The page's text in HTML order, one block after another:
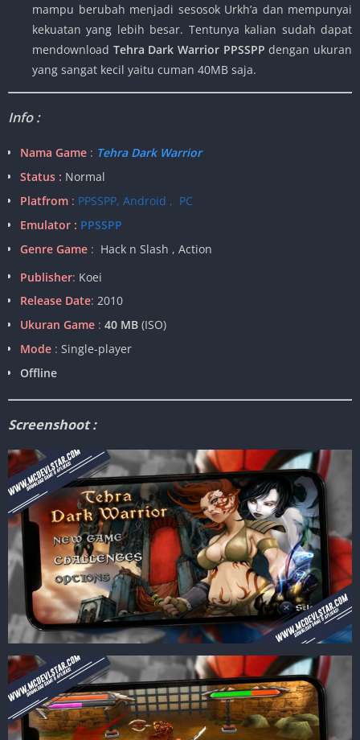
mampu berubah menjadi sesosok Urkh’a dan mempunyai
kekuatan yang lebih besar. Tentunya kalian sudah dapat
mendownload Tehra Dark Warrior PPSSPP dengan ukuran
yang sangat kecil yaitu cuman 40MB saja.
Info :
Nama Game : Tehra Dark Warrior
Status : Normal
Platfrom : PPSSPP, Android , PC
Emulator : PPSSPP
Genre Game : Hack n Slash , Action
Publisher: Koei
Release Date: 2010
Ukuran Game : 40 MB (ISO)
Mode : Single-player
Offline
Screenshoot :